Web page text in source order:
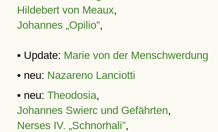
Hildebert von Meaux,
Johannes „Opilio”,
• Update: Marie von der Menschwerdung
• neu: Nazareno Lanciotti
• neu: Theodosia,
Johannes Swierc und Gefährten,
Nerses IV. „Schnorhali”,